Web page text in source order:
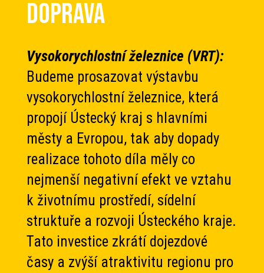
Doprava
Vysokorychlostní železnice (VRT):
Budeme prosazovat výstavbu
vysokorychlostní železnice, která
propojí Ústecký kraj s hlavními
městy a Evropou, tak aby dopady
realizace tohoto díla měly co
nejmenší negativní efekt ve vztahu
k životnímu prostředí, sídelní
struktuře a rozvoji Ústeckého kraje.
Tato investice zkrátí dojezdové
časy a zvýší atraktivitu regionu pro